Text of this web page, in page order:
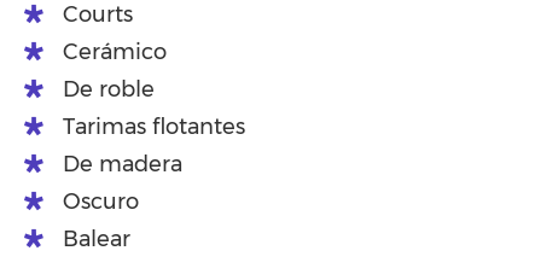
Courts
Cerámico
De roble
Tarimas flotantes
De madera
Oscuro
Balear